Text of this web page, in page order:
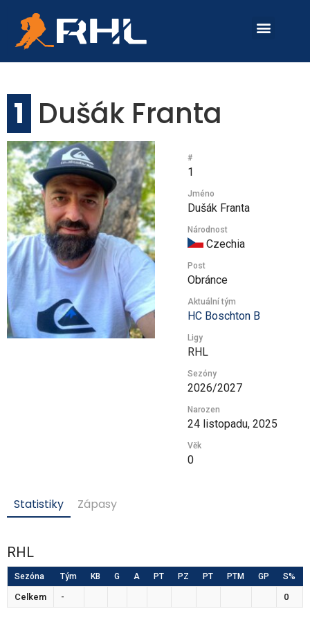
1 Dušák Franta
#
1
Jméno
Dušák Franta
Národnost
Czechia
Post
Obránce
Aktuální tým
HC Boschton B
Ligy
RHL
Sezóny
2026/2027
Narozen
24 listopadu, 2025
Věk
0
Statistiky Zápasy
RHL
Sezóna Tým KB G A PT PZ PT PTM GP S%
Celkem - 0